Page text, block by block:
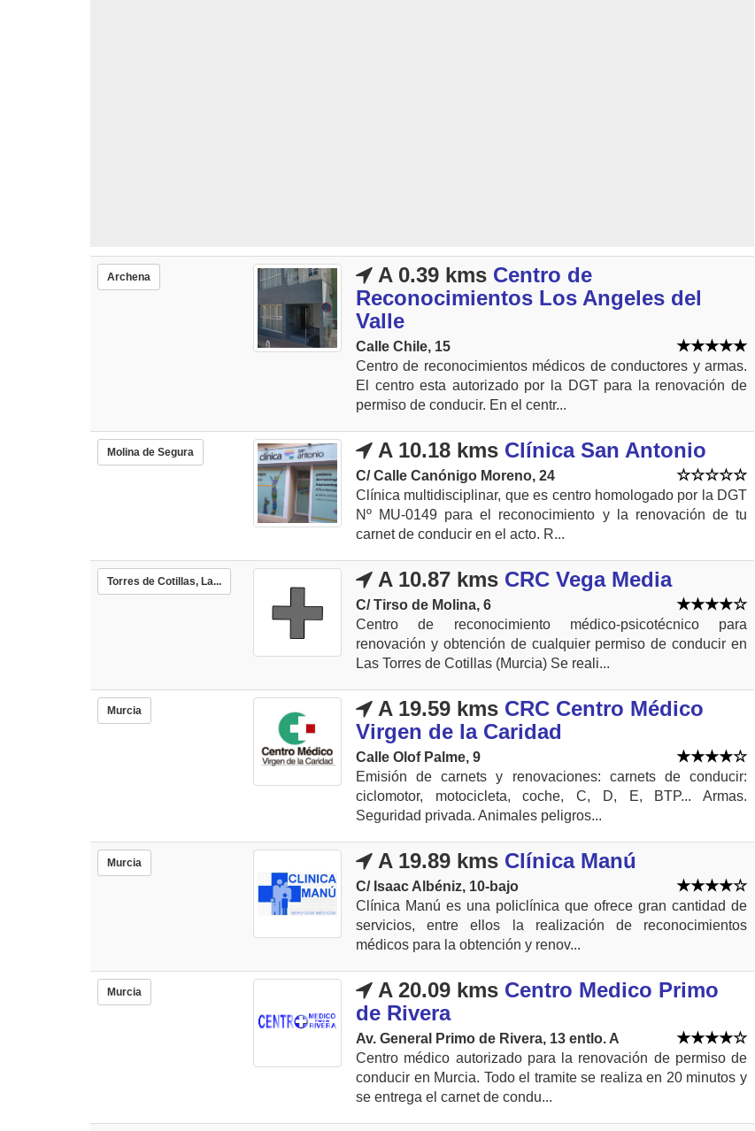
Archena A 0.39 kms Centro de
Reconocimientos Los Angeles del
Valle
Calle Chile, 15
Centro de reconocimientos médicos de conductores y armas.
El centro esta autorizado por la DGT para la renovación de
permiso de conducir. En el centr...
Molina de Segura A 10.18 kms Clínica San Antonio
C/ Calle Canónigo Moreno, 24
Clínica multidisciplinar, que es centro homologado por la DGT
Nº MU-0149 para el reconocimiento y la renovación de tu
carnet de conducir en el acto. R...
Torres de Cotillas, La... A 10.87 kms CRC Vega Media
C/ Tirso de Molina, 6
Centro de reconocimiento médico-psicotécnico para
renovación y obtención de cualquier permiso de conducir en
Las Torres de Cotillas (Murcia) Se reali...
Murcia A 19.59 kms CRC Centro Médico
Virgen de la Caridad
Calle Olof Palme, 9
Emisión de carnets y renovaciones: carnets de conducir:
ciclomotor, motocicleta, coche, C, D, E, BTP... Armas.
Seguridad privada. Animales peligros...
Murcia A 19.89 kms Clínica Manú
C/ Isaac Albéniz, 10-bajo
Clínica Manú es una policlínica que ofrece gran cantidad de
servicios, entre ellos la realización de reconocimientos
médicos para la obtención y renov...
Murcia A 20.09 kms Centro Medico Primo
de Rivera
Av. General Primo de Rivera, 13 entlo. A
Centro médico autorizado para la renovación de permiso de
conducir en Murcia. Todo el tramite se realiza en 20 minutos y
se entrega el carnet de condu...